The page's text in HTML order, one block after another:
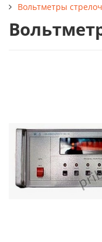
Вольтметры